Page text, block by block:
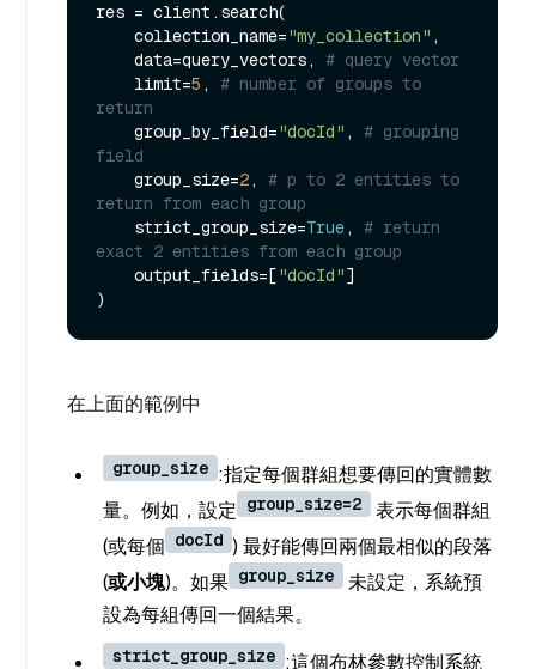
res = client.search(
    collection_name=
"my_collection" ,
    data=query_vectors,
# query vector
    limit=
5 , # number of groups to
return
    group_by_field=
"docId" , # grouping
field
    group_size=
2, # p to 2 entities to
return from each group
    strict_group_size=
True, # return
exact 2 entities from each group
    output_fields=[
"docId"]
在上面的範例中
group_size :指定每個群組想要傳回的實體數
量。例如，設定 group_size=2
表示每個群組
(或每個 docId ) 最好能傳回兩個最相似的段落
(或小塊)。如果 group_size
未設定，系統預
設為每組傳回一個結果。
strict_group_size :這個布林參數控制系統